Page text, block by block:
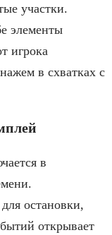
участки.
элементы
игрока
в схватках с
в
остановки,
открывает